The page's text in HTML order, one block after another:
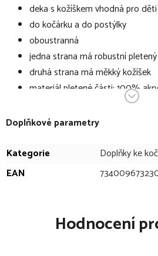
deka s kožíškem vhodná pro
do kočárku a do postýlky
oboustranná
jedna strana má robustní
druhá strana má měkký kožíšek
materiál pletené části: 100%
materiál kožíšku: 100% polyester
rozměr: 100 x 80 cm
Technické specifikace se mohou změnit
upozornění. Obrázky mají pouze
Doplňkové parametry
Kategorie
Doplňky ke
EAN
Hodnocení